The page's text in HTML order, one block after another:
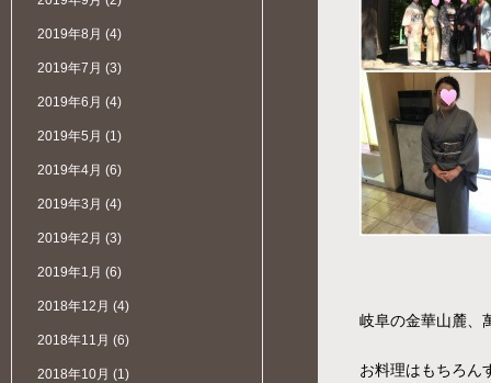
2019年8月 (4)
2019年7月 (3)
2019年6月 (4)
2019年5月 (1)
2019年4月 (6)
2019年3月 (4)
2019年2月 (3)
2019年1月 (6)
2018年12月 (4)
2018年11月 (6)
2018年10月 (1)
岐阜の金華山麓、
お料理はもちろん